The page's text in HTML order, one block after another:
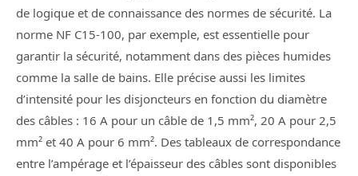
de logique et de connaissance des normes de sécurité. La
norme NF C15-100, par exemple, est essentielle pour
garantir la sécurité, notamment dans des pièces humides
comme la salle de bains. Elle précise aussi les limites
d’intensité pour les disjoncteurs en fonction du diamètre
des câbles : 16 A pour un câble de 1,5 mm², 20 A pour 2,5
mm² et 40 A pour 6 mm². Des tableaux de correspondance
entre l’ampérage et l’épaisseur des câbles sont disponibles